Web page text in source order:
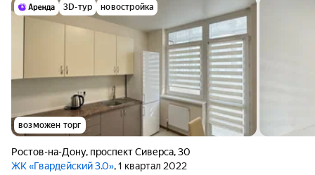
3D-тур новостройка
возможен торг
Ростов-на-Дону, проспект Сиверса,30
ЖК «Гвардейский 3.0», 1 квартал 2022